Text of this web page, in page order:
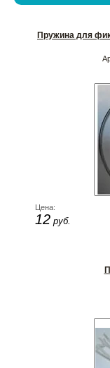
Пружина для
Цена:
12 руб.